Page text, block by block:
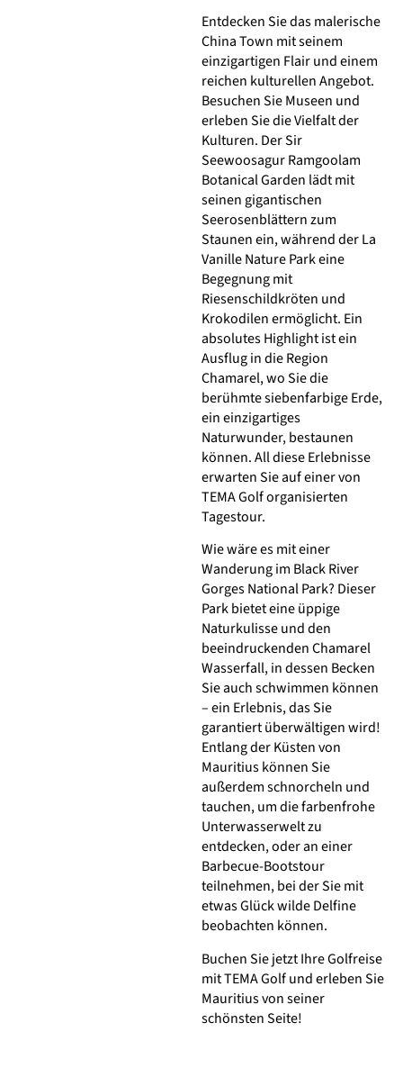
Entdecken Sie das malerische
China Town mit seinem
einzigartigen Flair und einem
reichen kulturellen Angebot.
Besuchen Sie Museen und
erleben Sie die Vielfalt der
Kulturen. Der Sir
Seewoosagur Ramgoolam
Botanical Garden lädt mit
seinen gigantischen
Seerosenblättern zum
Staunen ein, während der La
Vanille Nature Park eine
Begegnung mit
Riesenschildkröten und
Krokodilen ermöglicht. Ein
absolutes Highlight ist ein
Ausflug in die Region
Chamarel, wo Sie die
berühmte siebenfarbige Erde,
ein einzigartiges
Naturwunder, bestaunen
können. All diese Erlebnisse
erwarten Sie auf einer von
TEMA Golf organisierten
Tagestour.
Wie wäre es mit einer
Wanderung im Black River
Gorges National Park? Dieser
Park bietet eine üppige
Naturkulisse und den
beeindruckenden Chamarel
Wasserfall, in dessen Becken
Sie auch schwimmen können
– ein Erlebnis, das Sie
garantiert überwältigen wird!
Entlang der Küsten von
Mauritius können Sie
außerdem schnorcheln und
tauchen, um die farbenfrohe
Unterwasserwelt zu
entdecken, oder an einer
Barbecue-Bootstour
teilnehmen, bei der Sie mit
etwas Glück wilde Delfine
beobachten können.
Buchen Sie jetzt Ihre Golfreise
mit TEMA Golf und erleben Sie
Mauritius von seiner
schönsten Seite!